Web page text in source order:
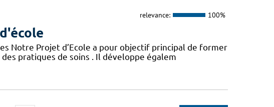
relevance: 100%
Notre Projet d’Ecole a pour objectif principal de former
pratiques de soins . Il développe égalem